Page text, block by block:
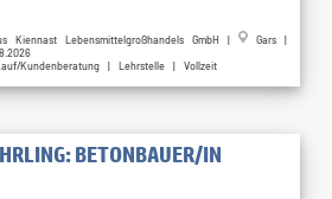
Kiennast Lebensmittelgroßhandels GmbH |
Gars |
Kundenberatung | Lehrstelle | Vollzeit
BETONBAUER/IN